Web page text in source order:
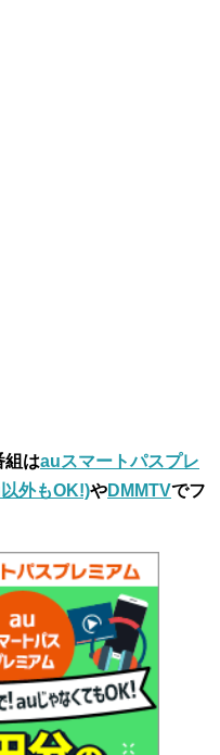
組はauスマートパスプレ
外もOK!)やDMMTVでフ